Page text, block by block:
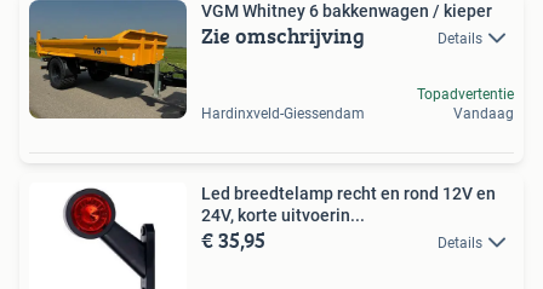
VGM Whitney 6 bakkenwagen / kieper
Zie omschrijving Details
Hardinxveld-Giessendam
Topadvertentie
Vandaag
Led breedtelamp recht en rond 12V en
24V, korte uitvoerin...
€ 35,95 Details